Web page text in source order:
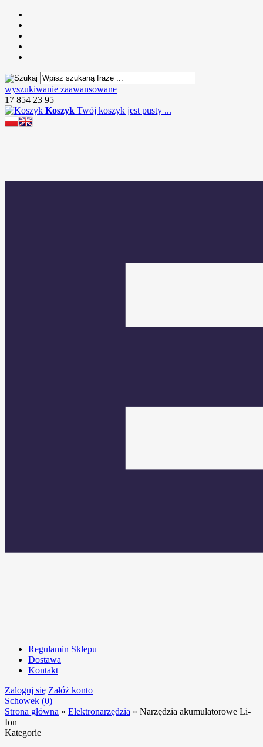
wyszukiwanie zaawansowane
17 854 23 95
Koszyk Twój koszyk jest pusty ...
Regulamin Sklepu
Dostawa
Kontakt
Zaloguj się Załóż konto
Schowek (0)
Strona główna » Elektronarzędzia » Narzędzia akumulatorowe Li-
Ion
Kategorie